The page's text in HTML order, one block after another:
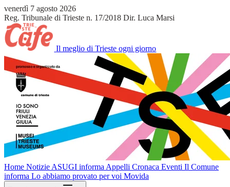
venerdì 7 agosto 2026
Reg. Tribunale di Trieste n. 17/2018 Dir. Luca Marsi
Il meglio di Trieste ogni giorno
Home Notizie ASUGI informa Appelli Cronaca Eventi Il Comune
informa Lo abbiamo provato per voi Movida